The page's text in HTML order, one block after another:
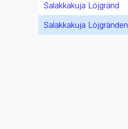
Salakkakuja Löjgränd
Salakkakuja Löjgränden